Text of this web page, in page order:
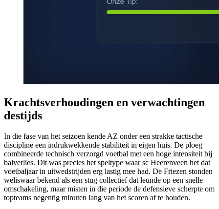
Krachtsverhoudingen en verwachtingen
destijds
In die fase van het seizoen kende AZ onder een strakke tactische
discipline een indrukwekkende stabiliteit in eigen huis. De ploeg
combineerde technisch verzorgd voetbal met een hoge intensiteit bij
balverlies. Dit was precies het speltype waar sc Heerenveen het dat
voetbaljaar in uitwedstrijden erg lastig mee had. De Friezen stonden
weliswaar bekend als een stug collectief dat leunde op een snelle
omschakeling, maar misten in die periode de defensieve scherpte om
topteams negentig minuten lang van het scoren af te houden.